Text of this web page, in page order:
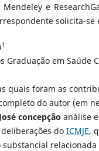
e
solicita-se
1
Graduação em Saúde
quais foram as
do autor (em
concepção análise
do ICMJE,